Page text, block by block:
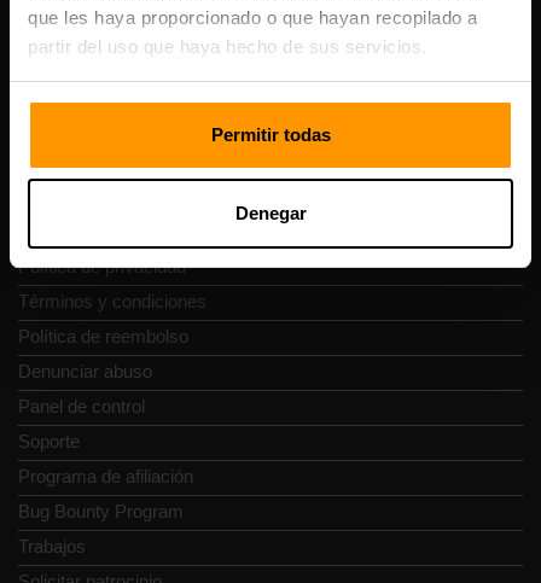
que les haya proporcionado o que hayan recopilado a
partir del uso que haya hecho de sus servicios.
Permitir todas
Denegar
Navegación rápida
Política de privacidad
Términos y condiciones
Política de reembolso
Denunciar abuso
Panel de control
Soporte
Programa de afiliación
Bug Bounty Program
Trabajos